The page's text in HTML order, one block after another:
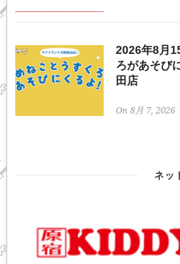
2026年8月
ろがあそび
田店
On 8月 7, 2026
ネッ